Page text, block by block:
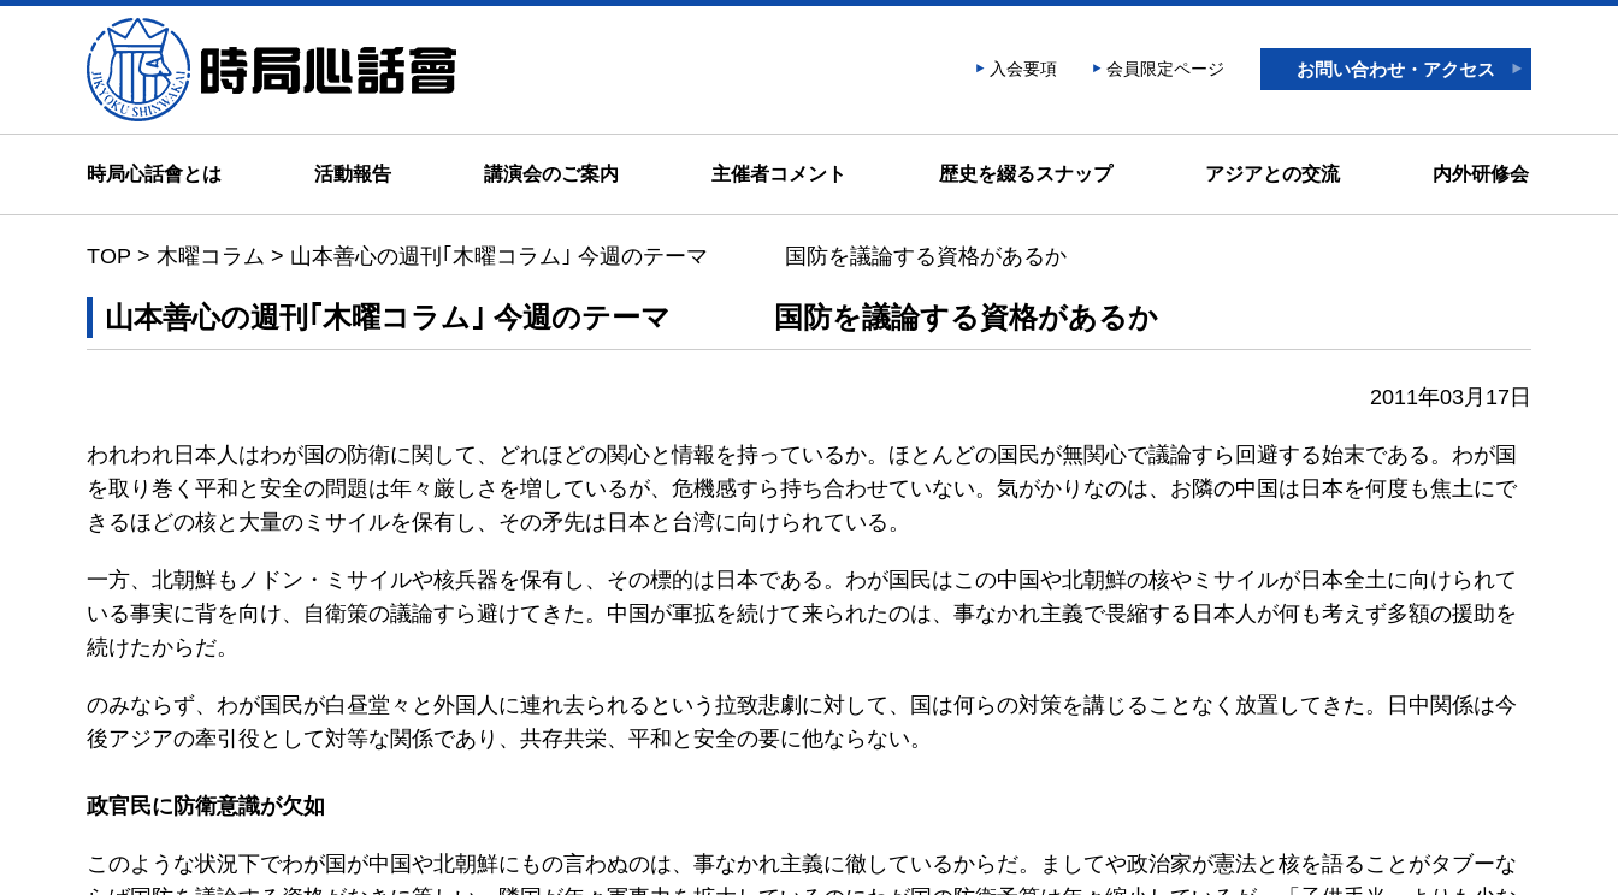
入会要項 会員限定ページ お問い合わせ・アクセス
時局心話會とは 活動報告 講演会のご案内 主催者コメント 歴史を綴るスナップ アジアとの交流 内外研修会
TOP > 木曜コラム > 山本善心の週刊｢木曜コラム｣ 今週のテーマ 国防を議論する資格があるか
山本善心の週刊｢木曜コラム｣ 今週のテーマ 国防を議論する資格があるか
2011年03月17日
われわれ日本人はわが国の防衛に関して、どれほどの関心と情報を持っているか。ほとんどの国民が無関心で議論すら回避する始末である。わが国
を取り巻く平和と安全の問題は年々厳しさを増しているが、危機感すら持ち合わせていない。気がかりなのは、お隣の中国は日本を何度も焦土にで
きるほどの核と大量のミサイルを保有し、その矛先は日本と台湾に向けられている。
一方、北朝鮮もノドン・ミサイルや核兵器を保有し、その標的は日本である。わが国民はこの中国や北朝鮮の核やミサイルが日本全土に向けられて
いる事実に背を向け、自衛策の議論すら避けてきた。中国が軍拡を続けて来られたのは、事なかれ主義で畏縮する日本人が何も考えず多額の援助を
続けたからだ。
のみならず、わが国民が白昼堂々と外国人に連れ去られるという拉致悲劇に対して、国は何らの対策を講じることなく放置してきた。日中関係は今
後アジアの牽引役として対等な関係であり、共存共栄、平和と安全の要に他ならない。
政官民に防衛意識が欠如
このような状況下でわが国が中国や北朝鮮にもの言わぬのは、事なかれ主義に徹しているからだ。ましてや政治家が憲法と核を語ることがタブーな